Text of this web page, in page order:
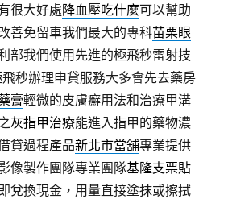
很大好處降血壓吃什麼可以幫助
善免留車我們最大的專科苗栗眼
部我們使用先進的極飛秒雷射技
秒辦理申貸服務大多會先去藥房
膏輕微的皮膚癬用法和治療甲溝
灰指甲治療能進入指甲的藥物濃
貸過程產品新北市當舖專業提供
像製作團隊專業團隊基隆支票貼
兌換現金，用量直接塗抹或擦拭